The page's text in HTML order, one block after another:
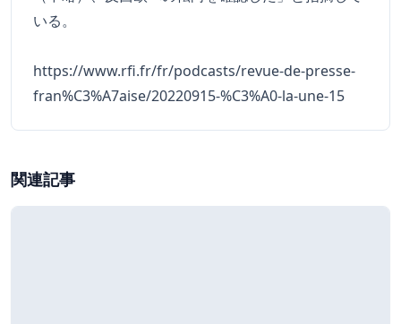
いる。
https://www.rfi.fr/fr/podcasts/revue-de-presse-
fran%C3%A7aise/20220915-%C3%A0-la-une-15
関連記事